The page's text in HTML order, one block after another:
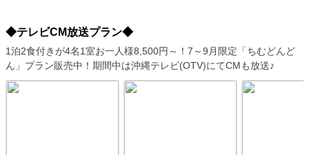
◆テレビCM放送プラン◆
1泊2食付きが4名1室お一人様8,500円～！7～9月限定「ちむどんど
ん」プラン販売中！期間中は沖縄テレビ(OTV)にてCMも放送♪